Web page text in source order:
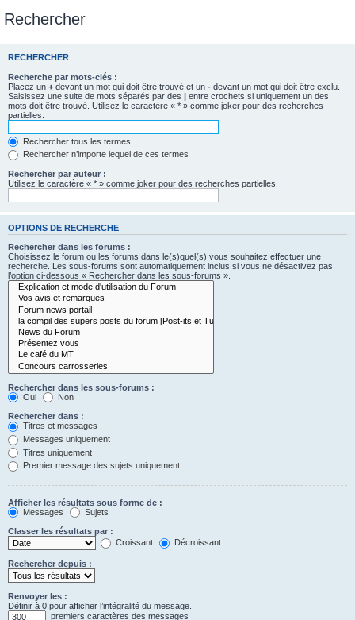
Rechercher
RECHERCHER
Recherche par mots-clés :
Placez un + devant un mot qui doit être trouvé et un - devant un mot qui doit être exclu.
Saisissez une suite de mots séparés par des | entre crochets si uniquement un des
mots doit être trouvé. Utilisez le caractère « * » comme joker pour des recherches
partielles.
Rechercher tous les termes
Rechercher n’importe lequel de ces termes
Rechercher par auteur :
Utilisez le caractère « * » comme joker pour des recherches partielles.
OPTIONS DE RECHERCHE
Rechercher dans les forums :
Choisissez le forum ou les forums dans le(s)quel(s) vous souhaitez effectuer une
recherche. Les sous-forums sont automatiquement inclus si vous ne désactivez pas
l’option ci-dessous « Rechercher dans les sous-forums ».
Rechercher dans les sous-forums :
Oui
Non
Rechercher dans :
Titres et messages
Messages uniquement
Titres uniquement
Premier message des sujets uniquement
Afficher les résultats sous forme de :
Messages
Sujets
Classer les résultats par :
Croissant
Décroissant
Rechercher depuis :
Renvoyer les :
Définir à 0 pour afficher l’intégralité du message.
premiers caractères des messages